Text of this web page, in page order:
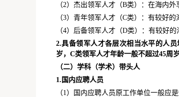
（2）杰出领军人才（B类）：在海内
（3）青年领军人才（C类）：有较好
（4）后备领军人才（D类）：有较好
2.具备领军人才各层次相当水平的人
岁，C类领军人才年龄一般不超过45周
（二）学科（学术）带头人
1.国内应聘人员
（1）国内应聘人员原工作单位一般应